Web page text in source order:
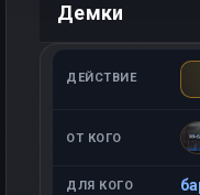
Демки